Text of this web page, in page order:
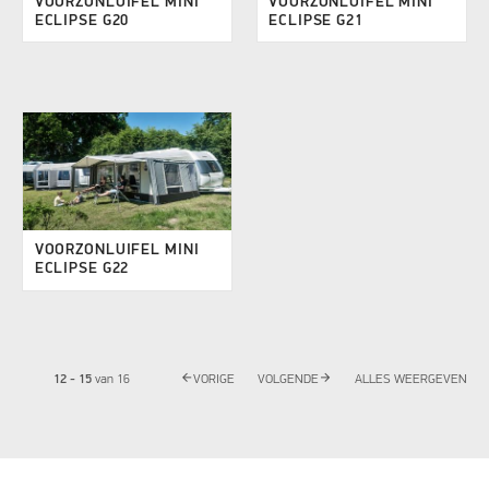
ECLIPSE G20
ECLIPSE G21
VOORZONLUIFEL MINI
ECLIPSE G22
12 - 15van 16 arrow_backVORIGE VOLGENDE arrow_forward ALLES WEERGEVEN